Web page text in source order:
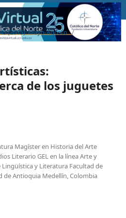
(2015): Mayo-Agosto /
de los juguetes
Magíster en Historia del Arte
Literario GEL en la línea Arte y
y Literatura Facultad de
de Antioquia Medellín, Colombia